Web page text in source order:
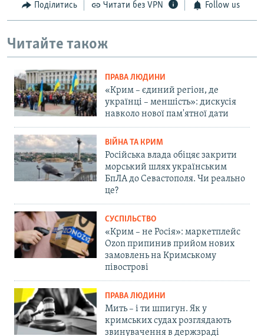
Поділитись Читати без VPN Follow us
Читайте також
ПРАВА ЛЮДИНИ
«Крим – єдиний регіон, де
українці – меншість»: дискусія
навколо нової пам'ятної дати
ВІЙНА ТА КРИМ
Російська влада обіцяє закрити
морський шлях українським
БпЛА до Севастополя. Чи реально
це?
СУСПІЛЬСТВО
«Крим – не Росія»: маркетплейс
Ozon припинив прийом нових
замовлень на Кримському
півострові
ПРАВА ЛЮДИНИ
Мить – і ти шпигун. Як у
кримських судах розглядають
звинувачення в держзраді